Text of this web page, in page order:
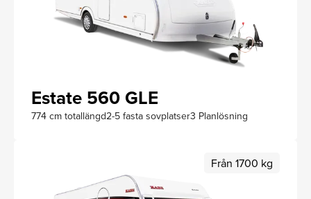
Estate 560 GLE
774 cm totallängd2-5 fasta sovplatser3 Planlösning
Från 1700 kg